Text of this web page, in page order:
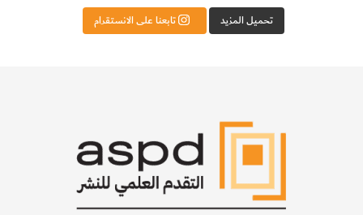
تحميل المزيد تابعنا على الانستقرام